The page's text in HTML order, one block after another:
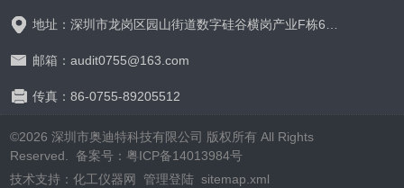
地址：深圳市龙岗区园山街道数字硅谷横岗产业F栋628-629
邮箱：audit0755@163.com
传真：86-0755-89205512
©2026 深圳市奥迪特科技有限公司 版权所有 All Rights
Reserved. 备案号：粤ICP备14013984号
技术支持：化工仪器网 管理登陆 sitemap.xml